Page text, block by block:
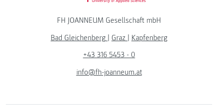
FH JOANNEUM Gesellschaft mbH
Bad Gleichenberg | Graz | Kapfenberg
+43 316 5453 - 0
info@fh-joanneum.at